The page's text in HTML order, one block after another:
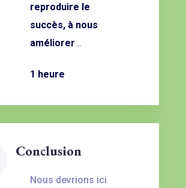
reproduire le
succès, à nous
améliorer…
1 heure
Conclusion
Nous devrions ici